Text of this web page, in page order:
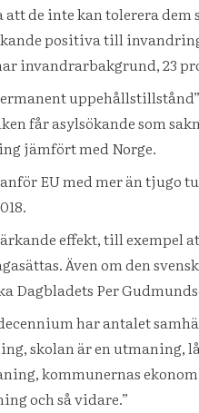
de inte kan tolerera
positiva till
invandrarbakgrund, 23
får asylsökande som
jämfört med Norge.
EU med mer än tjugo
effekt, till exempel
Även om den
Per
har antalet
skolan är en utmaning,
kommunernas
och så vidare.”